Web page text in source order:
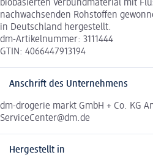
biobasierten Verbundmaterial mit
nachwachsenden Rohstoffen
in Deutschland hergestellt.
dm-Artikelnummer: 3111444
GTIN: 4066447913194
Anschrift des Unternehmens
dm-drogerie markt GmbH + Co. KG
ServiceCenter@dm.de
Hergestellt in